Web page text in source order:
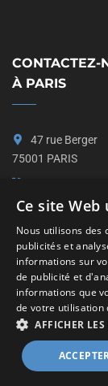
CONTACTEZ-
À PARIS
47 rue Berger
75001 PARIS
linkedin.com/
©
Ce site
Nous utilisons des
publicités et
informations sur
de publicité et
informations que
de votre utilisation
AFFICHER LES